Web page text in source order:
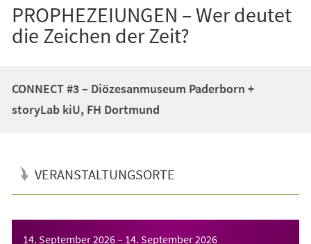
PROPHEZEIUNGEN – Wer deutet
die Zeichen der Zeit?
CONNECT #3 – Diözesanmuseum Paderborn +
storyLab kiU, FH Dortmund
VERANSTALTUNGSORTE
14. September 2026– 14. September 2026